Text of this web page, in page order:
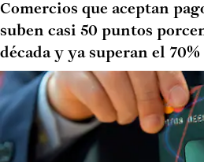
Comercios que aceptan
suben casi 50 puntos
década y ya superan el 70%